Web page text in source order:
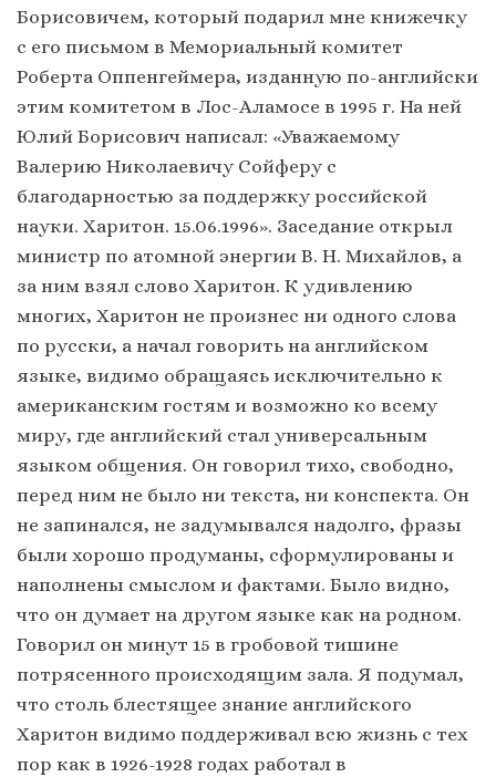
Борисовичем, который подарил мне книжечку
с его письмом в Мемориальный комитет
Роберта Оппенгеймера, изданную по-английски
этим комитетом в Лос-Аламосе в 1995 г. На ней
Юлий Борисович написал: «Уважаемому
Валерию Николаевичу Сойферу с
благодарностью за поддержку российской
науки. Харитон. 15.06.1996». Заседание открыл
министр по атомной энергии В. Н. Михайлов, а
за ним взял слово Харитон. К удивлению
многих, Харитон не произнес ни одного слова
по русски, а начал говорить на английском
языке, видимо обращаясь исключительно к
американским гостям и возможно ко всему
миру, где английский стал универсальным
языком общения. Он говорил тихо, свободно,
перед ним не было ни текста, ни конспекта. Он
не запинался, не задумывался надолго, фразы
были хорошо продуманы, сформулированы и
наполнены смыслом и фактами. Было видно,
что он думает на другом языке как на родном.
Говорил он минут 15 в гробовой тишине
потрясенного происходящим зала. Я подумал,
что столь блестящее знание английского
Харитон видимо поддерживал всю жизнь с тех
пор как в 1926-1928 годах работал в